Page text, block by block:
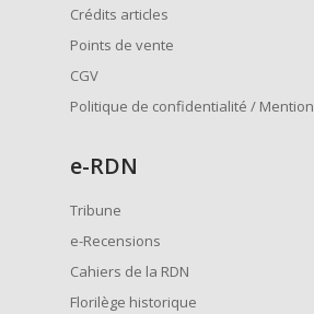
Crédits articles
Points de vente
CGV
Politique de confidentialité /
e-RDN
Tribune
e-Recensions
Cahiers de la RDN
Florilège historique